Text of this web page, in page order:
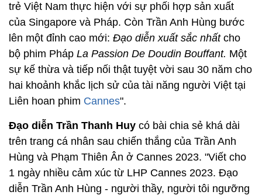
trẻ Việt Nam thực hiện với sự phối hợp sản xuất
của Singapore và Pháp. Còn Trần Anh Hùng bước
lên một đỉnh cao mới: Đạo diễn xuất sắc nhất cho
bộ phim Pháp La Passion De Doudin Bouffant. Một
sự kế thừa và tiếp nối thật tuyệt vời sau 30 năm cho
hai khoảnh khắc lịch sử của tài năng người Việt tại
Liên hoan phim Cannes".
Đạo diễn Trần Thanh Huy có bài chia sẻ khá dài
trên trang cá nhân sau chiến thắng của Trần Anh
Hùng và Phạm Thiên Ân ở Cannes 2023. "Viết cho
1 ngày nhiều cảm xúc từ LHP Cannes 2023. Đạo
diễn Trần Anh Hùng - người thầy, người tôi ngưỡng